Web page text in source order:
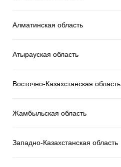
Алматинская область
Атырауская область
Восточно-Казахстанская область
Жамбыльская область
Западно-Казахстанская область